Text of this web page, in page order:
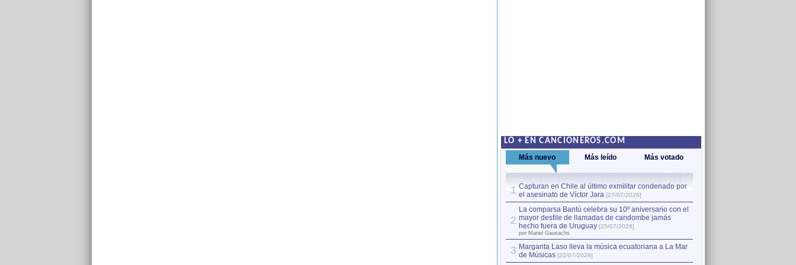
LO + EN CANCIONEROS.COM
Más nuevo Más leído Más votado
1 Capturan en Chile al último exmilitar condenado por
el asesinato de Víctor Jara [27/07/2026]
2
La comparsa Bantú celebra su 10º aniversario con el
mayor desfile de llamadas de candombe jamás
hecho fuera de Uruguay [25/07/2026]
por Manel Gausachs
3 Margarita Laso lleva la música ecuatoriana a La Mar
de Músicas [22/07/2026]